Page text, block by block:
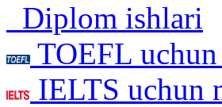
Diplom ishlari
TOEFL
IELTS uchun